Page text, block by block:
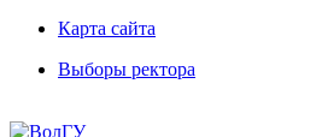
Карта сайта
Выборы ректора